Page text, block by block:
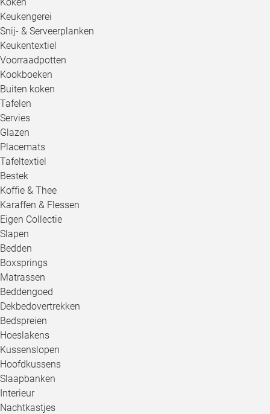
Keukengerei
Snij- & Serveerplanken
Keukentextiel
Voorraadpotten
Kookboeken
Buiten koken
Tafelen
Servies
Glazen
Placemats
Tafeltextiel
Bestek
Koffie & Thee
Karaffen & Flessen
Eigen Collectie
Slapen
Bedden
Boxsprings
Matrassen
Beddengoed
Dekbedovertrekken
Bedspreien
Hoeslakens
Kussenslopen
Hoofdkussens
Slaapbanken
Interieur
Nachtkastjes